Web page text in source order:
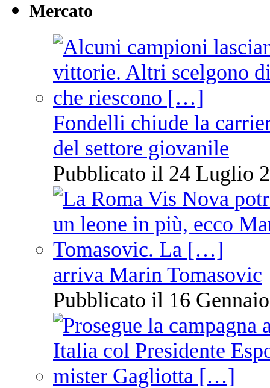
Mercato
Fondelli chiude la
del settore giovanile
Pubblicato il 24 Luglio
arriva Marin Tomasovic
Pubblicato il 16